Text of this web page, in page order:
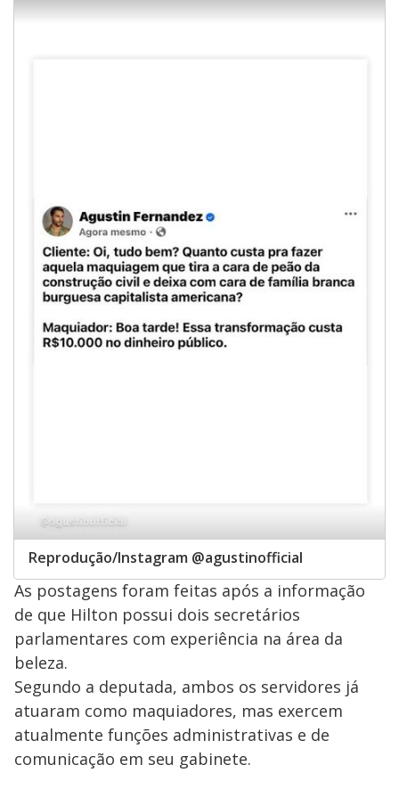
Reprodução/Instagram @agustinofficial
As postagens foram feitas após a informação
de que Hilton possui dois secretários
parlamentares com experiência na área da
beleza.
Segundo a deputada, ambos os servidores já
atuaram como maquiadores, mas exercem
atualmente funções administrativas e de
comunicação em seu gabinete.